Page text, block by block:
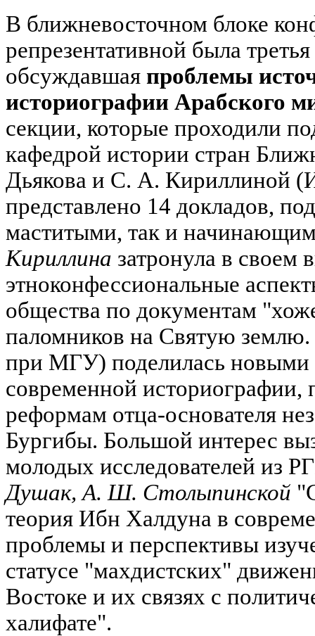
В ближневосточном блоке
репрезентативной была
обсуждавшая проблемы
историографии Арабского
секции, которые проходили
кафедрой истории стран
Дьякова и С. А.
представлено 14 докладов,
маститыми, так и
Кириллина затронула в своем
этноконфессиональные
общества по документам
паломников на Святую землю.
при МГУ) поделилась новыми
современной
реформам отца-основателя
Бургибы. Большой интерес
молодых исследователей из
Душак, А. Ш. Столыпинской
теория Ибн Халдуна в
проблемы и перспективы
статусе "махдистских"
Востоке и их связях с
халифате".